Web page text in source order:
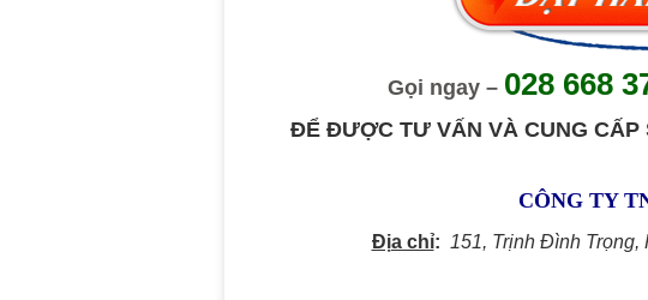
Gọi ngay – 028 668
ĐỂ ĐƯỢC TƯ VẤN VÀ CUNG CẤP
CÔNG TY
Địa chỉ: 151, Trịnh Đình Trọng,